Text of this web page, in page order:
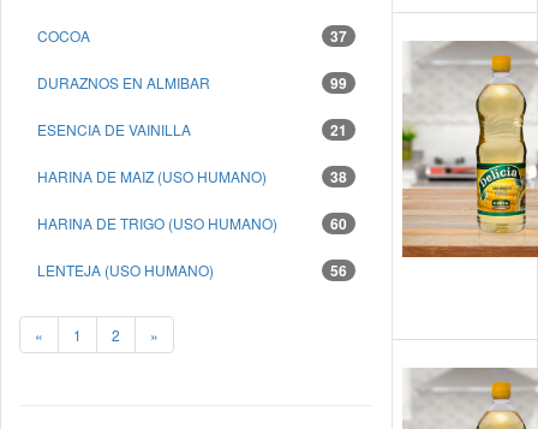
37
COCOA
99
DURAZNOS EN ALMIBAR
21
ESENCIA DE VAINILLA
38
HARINA DE MAIZ (USO HUMANO)
60
HARINA DE TRIGO (USO HUMANO)
56
LENTEJA (USO HUMANO)
« 1 2 »